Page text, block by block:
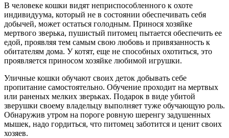
В человеке кошки видят неприспособленного к охоте
индивидуума, который не в состоянии обеспечивать себя
добычей, может остаться голодным. Принося хозяйке
мертвого зверька, пушистый питомец пытается обеспечить ее
едой, проявляя тем самым свою любовь и привязанность к
обитателям дома. У котят, еще не способных охотиться, это
проявляется приносом хозяйке любимой игрушки.
Уличные кошки обучают своих деток добывать себе
пропитание самостоятельно. Обучение проходит на мертвых
или раненых мелких зверьках. Подарок в виде убитой
зверушки своему владельцу выполняет туже обучающую роль.
Обнаружив утром на пороге ровную шеренгу задушенных
мышек, надо гордиться, что питомец заботится и ценит своих
хозяев.